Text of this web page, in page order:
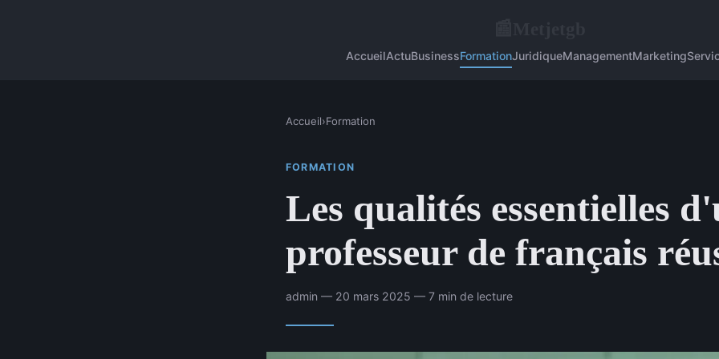
AccueilActuBusinessFormationJuridiqueManagementMarketing
Accueil›Formation
FORMATION
Les qualités essentielles
professeur de français
admin — 20 mars 2025 — 7 min de lecture